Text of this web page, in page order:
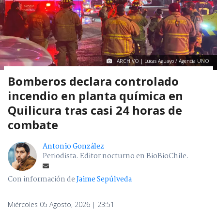
ARCHIVO | Lucas Aguayo / Agencia UNO
Bomberos declara controlado
incendio en planta química en
Quilicura tras casi 24 horas de
combate
Antonio González
Periodista. Editor nocturno en BioBioChile.
Con información deJaime Sepúlveda
Miércoles 05 Agosto, 2026 | 23:51